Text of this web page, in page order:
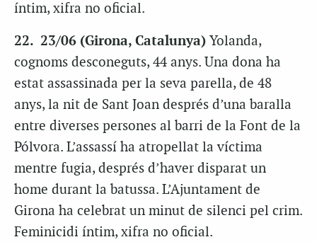
íntim, xifra no oficial.
22. 23/06 (Girona, Catalunya) Yolanda,
cognoms desconeguts, 44 anys. Una dona ha
estat assassinada per la seva parella, de 48
anys, la nit de Sant Joan després d’una baralla
entre diverses persones al barri de la Font de la
Pólvora. L’assassí ha atropellat la víctima
mentre fugia, després d’haver disparat un
home durant la batussa. L’Ajuntament de
Girona ha celebrat un minut de silenci pel crim.
Feminicidi íntim, xifra no oficial.